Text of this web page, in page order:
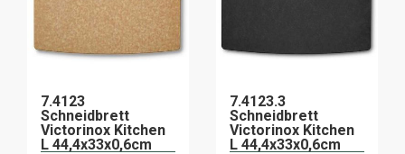
7.4123
Schneidbrett
Victorinox Kitchen
L 44,4x33x0,6cm
7.4123.3
Schneidbrett
Victorinox Kitchen
L 44,4x33x0,6cm